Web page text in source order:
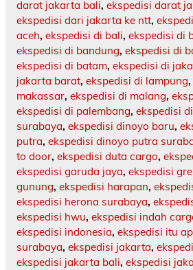
darat jakarta bali, ekspedisi darat
ekspedisi dari jakarta ke ntt,
aceh, ekspedisi di bali, ekspedisi di
ekspedisi di bandung, ekspedisi di
ekspedisi di batam, ekspedisi di
jakarta barat, ekspedisi di lampung,
makassar, ekspedisi di malang,
ekspedisi di palembang, ekspedisi
surabaya, ekspedisi dinoyo baru,
putra, ekspedisi dinoyo putra
to door, ekspedisi duta cargo,
ekspedisi garuda jaya, ekspedisi
gunung, ekspedisi harapan,
ekspedisi herona surabaya,
ekspedisi hwu, ekspedisi indah
ekspedisi indonesia, ekspedisi itu
surabaya, ekspedisi jakarta,
ekspedisi jakarta bali, ekspedisi